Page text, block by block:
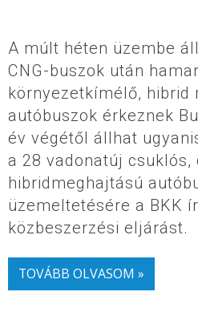
A múlt héten üzembe
CNG-buszok után
környezetkímélő, hibrid
autóbuszok érkeznek
év végétől állhat
a 28 vadonatúj
hibridmeghajtású
üzemeltetésére a BKK
közbeszerzési eljárást.
TOVÁBB OLVASOM »